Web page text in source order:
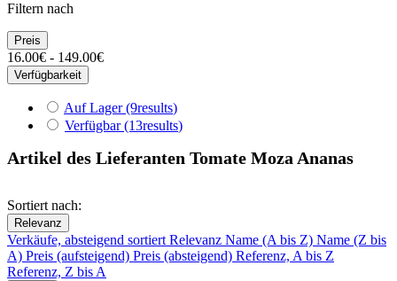
Filtern nach
Preis
16.00€ - 149.00€
Verfügbarkeit
Auf Lager(9results)
Verfügbar(13results)
Artikel des Lieferanten Tomate Moza Ananas
Sortiert nach:
Relevanz
Verkäufe, absteigend sortiert Relevanz Name (A bis Z) Name (Z bis
A) Preis (aufsteigend) Preis (absteigend) Referenz, A bis Z
Referenz, Z bis A